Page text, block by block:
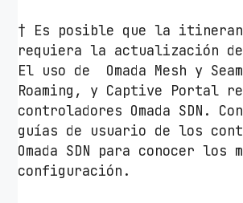
e
6
.
5
d
B
i
/
† Es posible que la
requiera la actualización
El uso de Omada Mesh y
Roaming, y Captive Portal
controladores Omada SDN.
guías de usuario de los
Omada SDN para conocer los
configuración.